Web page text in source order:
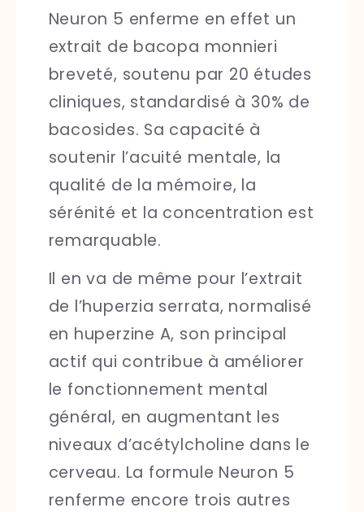
Neuron 5 enferme en effet un
extrait de bacopa monnieri
breveté, soutenu par 20 études
cliniques, standardisé à 30% de
bacosides. Sa capacité à
soutenir l’acuité mentale, la
qualité de la mémoire, la
sérénité et la concentration est
remarquable.
Il en va de même pour l’extrait
de l’huperzia serrata, normalisé
en huperzine A, son principal
actif qui contribue à améliorer
le fonctionnement mental
général, en augmentant les
niveaux d’acétylcholine dans le
cerveau. La formule Neuron 5
renferme encore trois autres